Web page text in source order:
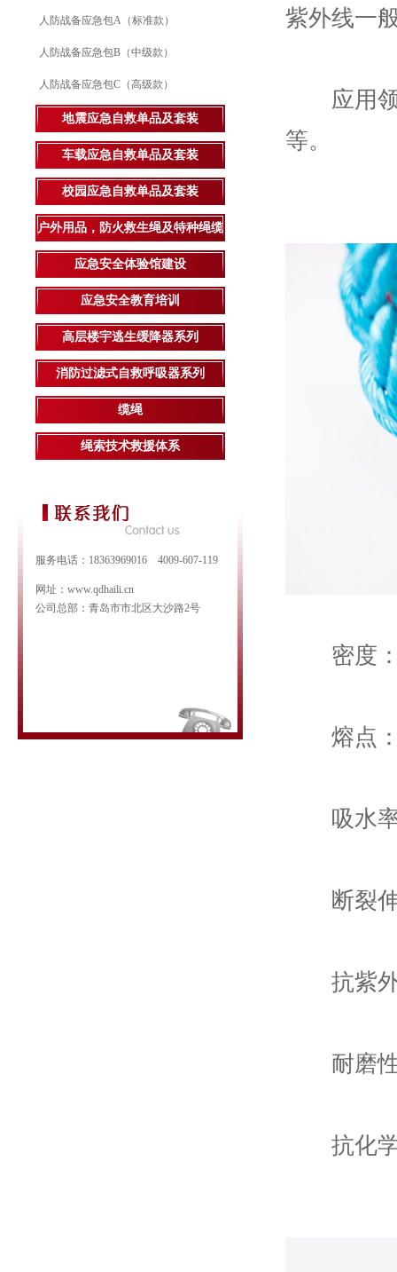
人防战备应急包A（标准款）
人防战备应急包B（中级款）
人防战备应急包C（高级款）
地震应急自救单品及套装
车载应急自救单品及套装
校园应急自救单品及套装
户外用品，防火救生绳及特种绳缆
应急安全体验馆建设
应急安全教育培训
高层楼宇逃生缓降器系列
消防过滤式自救呼吸器系列
缆绳
绳索技术救援体系
服务电话：18363969016 4009-607-119
网址：www.qdhaili.cn
公司总部：青岛市市北区大沙路2号
紫外线一
应用领
等。
密度：
熔点：
吸水率
断裂伸
抗紫外
耐磨性
抗化学